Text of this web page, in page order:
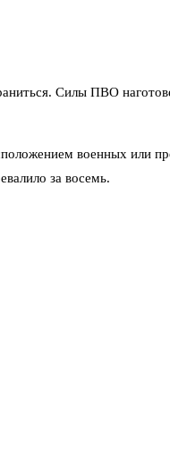
Силы ПВО
военных или
за восемь.